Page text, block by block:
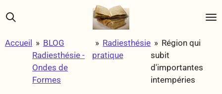
Passer
au
principal
Accueil » BLOG
Radiesthésie -
Ondes de
Formes
» Radiesthésie
pratique
» Région qui
subit
d'importantes
intempéries